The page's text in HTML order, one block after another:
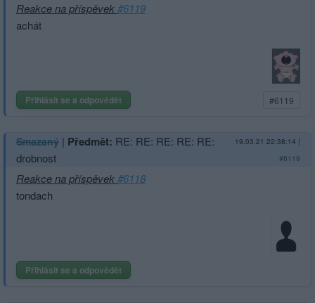
Reakce na příspěvek#6119
achát
Přihlásit se a odpovědět #6119
Smazaný | Předmět: RE: RE: RE: RE: RE:
drobnost
19.03.21 22:38:14 |
#6119
Reakce na příspěvek#6118
tondach
Přihlásit se a odpovědět